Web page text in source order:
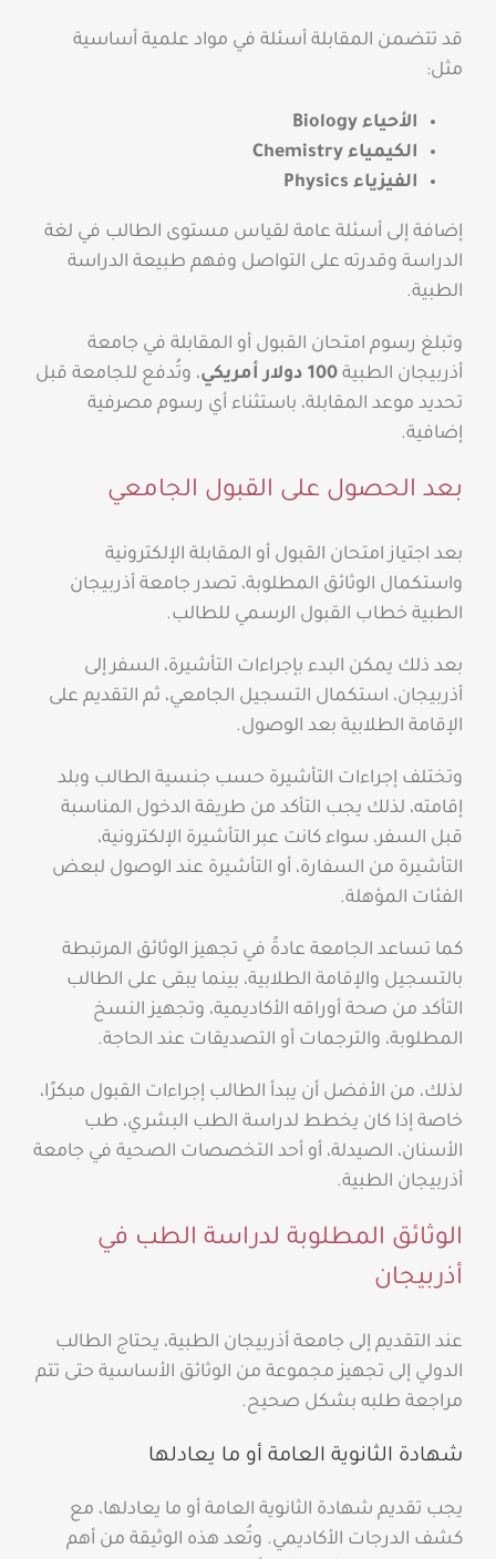
قد تتضمن المقابلة أسئلة في مواد علمية أساسية
مثل:
الأحياء Biology
الكيمياء Chemistry
الفيزياء Physics
إضافة إلى أسئلة عامة لقياس مستوى الطالب في لغة
الدراسة وقدرته على التواصل وفهم طبيعة الدراسة
الطبية.
وتبلغ رسوم امتحان القبول أو المقابلة في جامعة
أذربيجان الطبية 100 دولار أمريكي
، وتُدفع للجامعة قبل
تحديد موعد المقابلة، باستثناء أي رسوم مصرفية
إضافية.
بعد الحصول على القبول الجامعي
بعد اجتياز امتحان القبول أو المقابلة الإلكترونية
واستكمال الوثائق المطلوبة، تصدر جامعة أذربيجان
الطبية خطاب القبول الرسمي للطالب.
بعد ذلك يمكن البدء بإجراءات التأشيرة، السفر إلى
أذربيجان، استكمال التسجيل الجامعي، ثم التقديم على
الإقامة الطلابية بعد الوصول.
وتختلف إجراءات التأشيرة حسب جنسية الطالب وبلد
إقامته، لذلك يجب التأكد من طريقة الدخول المناسبة
قبل السفر، سواء كانت عبر التأشيرة الإلكترونية،
التأشيرة من السفارة، أو التأشيرة عند الوصول لبعض
الفئات المؤهلة.
كما تساعد الجامعة عادةً في تجهيز الوثائق المرتبطة
بالتسجيل والإقامة الطلابية، بينما يبقى على الطالب
التأكد من صحة أوراقه الأكاديمية، وتجهيز النسخ
المطلوبة، والترجمات أو التصديقات عند الحاجة.
لذلك، من الأفضل أن يبدأ الطالب إجراءات القبول مبكرًا،
خاصة إذا كان يخطط لدراسة الطب البشري، طب
الأسنان، الصيدلة، أو أحد التخصصات الصحية في جامعة
أذربيجان الطبية.
الوثائق المطلوبة لدراسة الطب في
أذربيجان
عند التقديم إلى جامعة أذربيجان الطبية، يحتاج الطالب
الدولي إلى تجهيز مجموعة من الوثائق الأساسية حتى تتم
مراجعة طلبه بشكل صحيح.
شهادة الثانوية العامة أو ما يعادلها
يجب تقديم شهادة الثانوية العامة أو ما يعادلها، مع
كشف الدرجات الأكاديمي. وتُعد هذه الوثيقة من أهم